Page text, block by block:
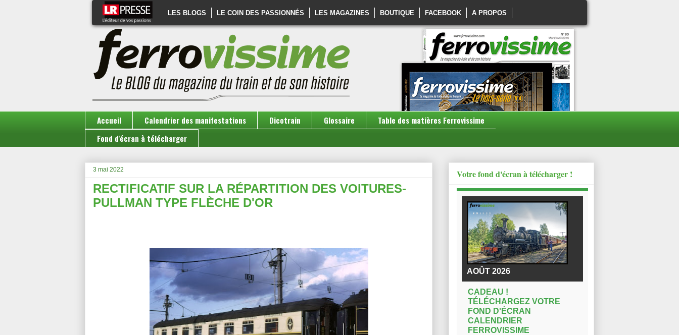
LES BLOGS LE COIN DES PASSIONNÉS LES MAGAZINES BOUTIQUE FACEBOOK A PROPOS
Accueil Calendrier des manifestations Dicotrain Glossaire
Table des matières Ferrovissime
Fond d'écran à télécharger
3 mai 2022
RECTIFICATIF SUR LA RÉPARTITION DES VOITURES-
PULLMAN TYPE FLÈCHE D'OR
Votre fond d'écran à télécharger !
AOÛT 2026
CADEAU !
TÉLÉCHARGEZ VOTRE
FOND D'ÉCRAN
CALENDRIER
FERROVISSIME